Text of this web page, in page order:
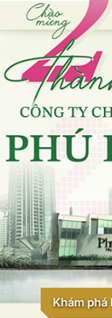
nhũng, tiêu
đường sắt; (ii)
vụ, đặt
thiết kế kỹ thuật
duyệt Đề án tái
tướng Chính
01/2026.
thiếu vốn phải
hướng dẫn,
lúa.
với Bộ Giáo dục
lực đường sắt
hành khai